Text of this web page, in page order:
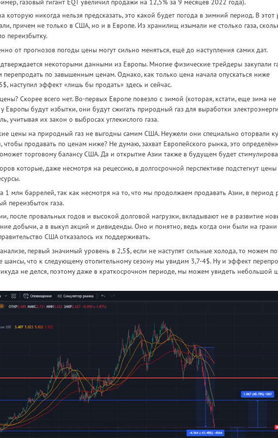
газовый гигант EQT увеличил продажи на 12,5% за 9 месяцев 2022 года).
которую никогда нельзя предсказать, это какой будет погода в зимний период. В этот
причем не только в США, но и в Европе. Из хранилищ изымали не столько газа,
переизбытку.
от прогнозов погоды цены могут сильно меняться, ещё до наступления самих дат.
некоторыми данными из Европы. Многие физические трейдеры закупали
по завышенным ценам. Однако, как только цена начала опускаться ниже
наступил эффект «лишь бы продать» здесь и сейчас.
Скорее всего нет. Во-первых Европе повезло с зимой (которая, кстати, еще зима не
Европы будут избытки, они будут сжигать природный газ для выработки
учитывая их закон о выбросах углекислого газа.
цены на природный газ не выгодны самим США. Неужели они специально оторвали
чтобы продавать по ценам ниже? Не думаю, захват Европейского рынка, это
торговому балансу США. Да и открытие Азии также в будущем будет
которые, даже несмотря на рецессию, в долгосрочной перспективе подстегнут цены
млн баррелей, так как несмотря на то, что мы продолжаем продавать Азии, в период
переизбыток газа.
после провальных годов и высокой долговой нагрузки, вкладывают не в развитие
добычи, а в выкуп акций и дивиденды. Оно и понятно, ведь когда они были на грани
США отказалось их поддерживать.
первый значимый уровень в 2,5$, если не наступят сильные холода, то можем
шансы, что к следующему отопительному сезону мы увидим 3,7-4$. Ну и эффект
не делся, поэтому даже в краткосрочном периоде, мы можем увидеть небольшой